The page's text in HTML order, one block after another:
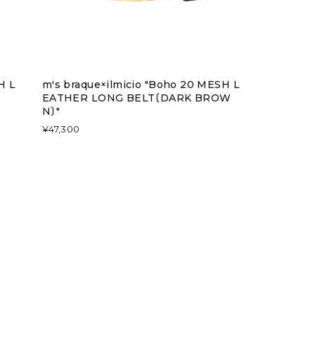
L
m's braque×ilmicio "Boho 20 MESH L
EATHER LONG BELT〔DARK BROW
N〕"
¥47,300